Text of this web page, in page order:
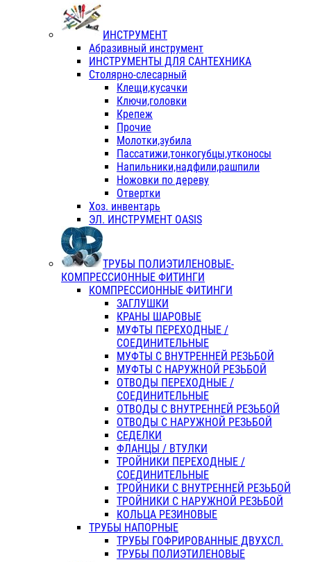
ИНСТРУМЕНТ
Абразивный инструмент
ИНСТРУМЕНТЫ ДЛЯ САНТЕХНИКА
Столярно-слесарный
Клещи,кусачки
Ключи,головки
Крепеж
Прочие
Молотки,зубила
Пассатижи,тонкогубцы,утконосы
Напильники,надфили,рашпили
Ножовки по дереву
Отвертки
Хоз. инвентарь
ЭЛ. ИНСТРУМЕНТ OASIS
ТРУБЫ ПОЛИЭТИЛЕНОВЫЕ-
КОМПРЕССИОННЫЕ ФИТИНГИ
КОМПРЕССИОННЫЕ ФИТИНГИ
ЗАГЛУШКИ
КРАНЫ ШАРОВЫЕ
МУФТЫ ПЕРЕХОДНЫЕ /
СОЕДИНИТЕЛЬНЫЕ
МУФТЫ С ВНУТРЕННЕЙ РЕЗЬБОЙ
МУФТЫ С НАРУЖНОЙ РЕЗЬБОЙ
ОТВОДЫ ПЕРЕХОДНЫЕ /
СОЕДИНИТЕЛЬНЫЕ
ОТВОДЫ С ВНУТРЕННЕЙ РЕЗЬБОЙ
ОТВОДЫ С НАРУЖНОЙ РЕЗЬБОЙ
СЕДЕЛКИ
ФЛАНЦЫ / ВТУЛКИ
ТРОЙНИКИ ПЕРЕХОДНЫЕ /
СОЕДИНИТЕЛЬНЫЕ
ТРОЙНИКИ С ВНУТРЕННЕЙ РЕЗЬБОЙ
ТРОЙНИКИ С НАРУЖНОЙ РЕЗЬБОЙ
КОЛЬЦА РЕЗИНОВЫЕ
ТРУБЫ НАПОРНЫЕ
ТРУБЫ ГОФРИРОВАННЫЕ ДВУХСЛ.
ТРУБЫ ПОЛИЭТИЛЕНОВЫЕ